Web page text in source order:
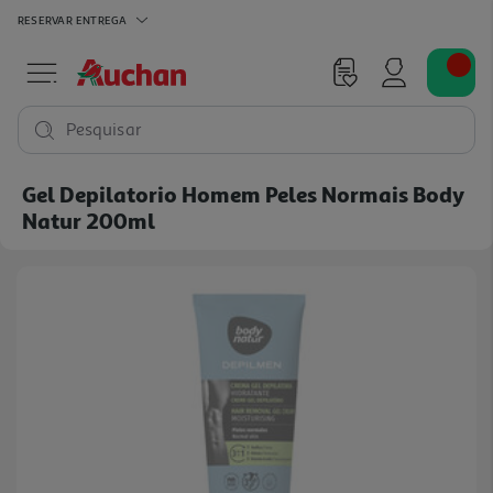
RESERVAR ENTREGA
Pesquisar
Gel Depilatorio Homem Peles Normais Body
Natur 200ml